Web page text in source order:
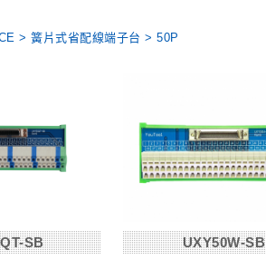
> 簧片式省配線端子台 > 50P
SB UXY50W-SB